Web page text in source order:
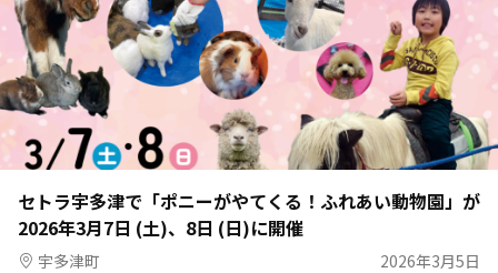
セトラ宇多津で「ポニーがやてくる！ふれあい動物園」が
2026年3月7日 (土)、8日 (日)に開催
宇多津町 2026年3月5日